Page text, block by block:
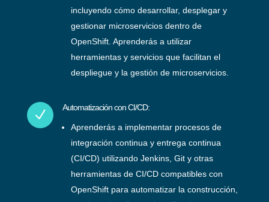
incluyendo cómo desarrollar, desplegar y
gestionar microservicios dentro de
OpenShift. Aprenderás a utilizar
herramientas y servicios que facilitan el
despliegue y la gestión de microservicios.
N Automatización con CI/CD:
Aprenderás a implementar procesos de
integración continua y entrega continua
(CI/CD) utilizando Jenkins, Git y otras
herramientas de CI/CD compatibles con
OpenShift para automatizar la construcción,